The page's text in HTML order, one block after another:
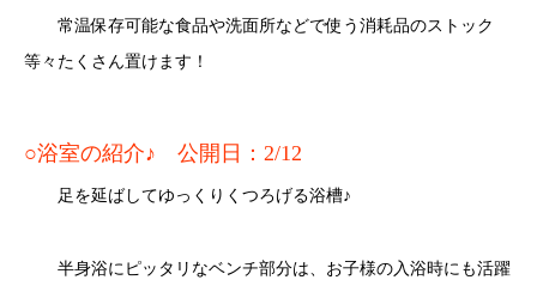
常温保存可能な食品や洗面所などで使う消耗品のストック
等々たくさん置けます！
○浴室の紹介♪ 公開日：2/12
足を延ばしてゆっくりくつろげる浴槽♪
半身浴にピッタリなベンチ部分は、お子様の入浴時にも活躍